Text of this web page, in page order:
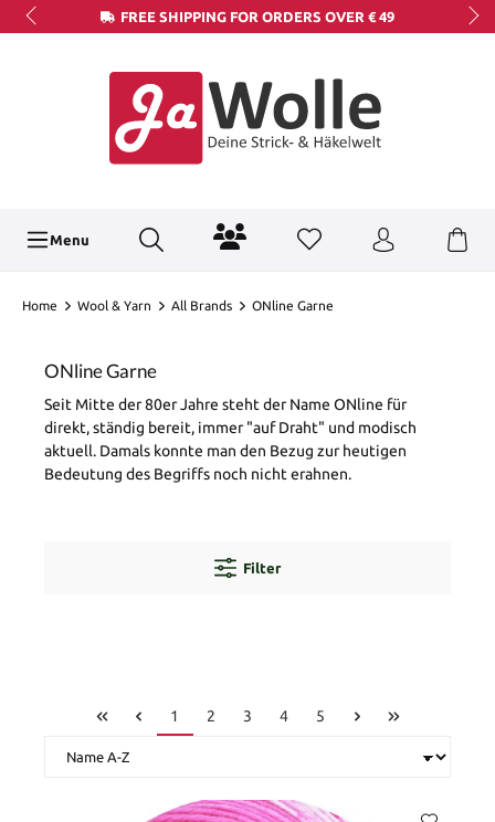
FREE SHIPPING FOR ORDERS OVER € 49
Menu
Home Wool & Yarn All Brands ONline Garne
ONline Garne
Seit Mitte der 80er Jahre steht der Name ONline für
direkt, ständig bereit, immer "auf Draht" und modisch
aktuell. Damals konnte man den Bezug zur heutigen
Bedeutung des Begriffs noch nicht erahnen.
Filter
1 2 3 4 5